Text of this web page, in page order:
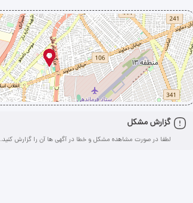
گزارش مشکل
لطفا در صورت مشاهده مشکل و خطا در آگهی ها آن را گزارش کنید.